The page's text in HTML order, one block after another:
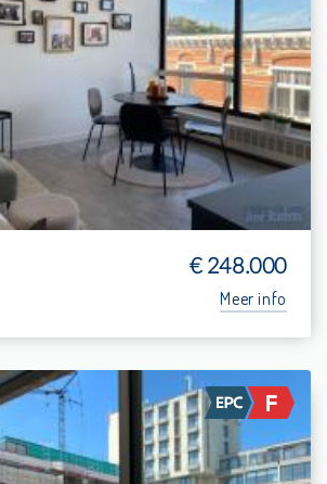
Te koop: Appartement
-
43 m²
€ 248.000
Meer info